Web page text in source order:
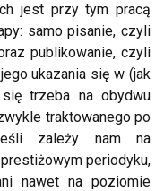
jest przy tym pracą
samo pisanie, czyli
publikowanie, czyli
ukazania się w (jak
trzeba na obydwu
traktowanego po
zależy nam na
periodyku,
nawet na poziomie